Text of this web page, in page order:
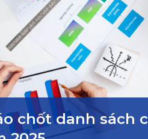
chốt danh sách